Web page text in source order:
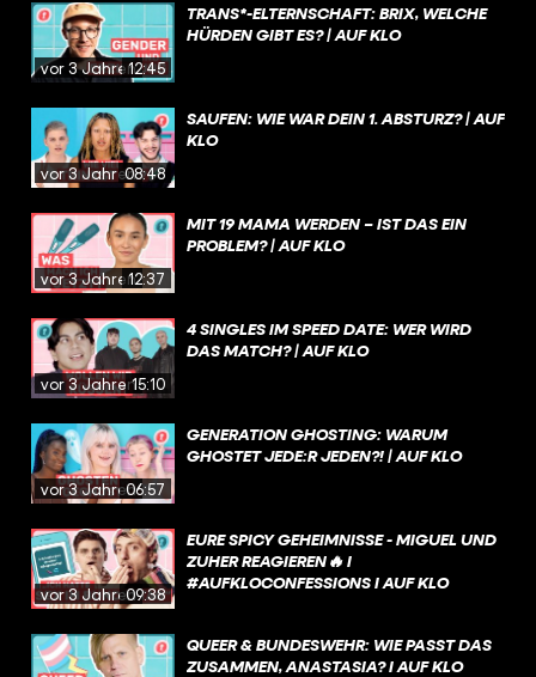
vor 3 Jahren12:45
TRANS*-ELTERNSCHAFT: BRIX, WELCHE
HÜRDEN GIBT ES? | AUF KLO
vor 3 Jahren08:48
SAUFEN: WIE WAR DEIN 1. ABSTURZ? | AUF
KLO
vor 3 Jahren12:37
MIT 19 MAMA WERDEN – IST DAS EIN
PROBLEM? | AUF KLO
vor 3 Jahren15:10
4 SINGLES IM SPEED DATE: WER WIRD
DAS MATCH? | AUF KLO
vor 3 Jahren06:57
GENERATION GHOSTING: WARUM
GHOSTET JEDE:R JEDEN?! | AUF KLO
vor 3 Jahren09:38
EURE SPICY GEHEIMNISSE - MIGUEL UND
ZUHER REAGIEREN🔥 I
#AUFKLOCONFESSIONS I AUF KLO
QUEER & BUNDESWEHR: WIE PASST DAS
ZUSAMMEN, ANASTASIA? I AUF KLO